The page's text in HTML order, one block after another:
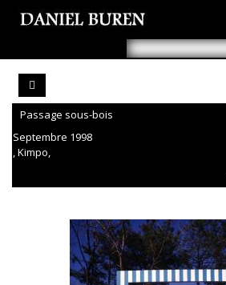
Passage sous-bois
Septembre 1998
, Kimpo,